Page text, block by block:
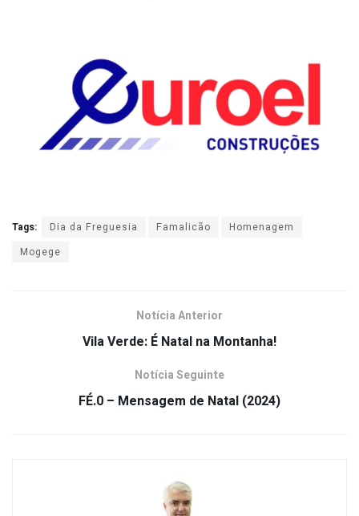
Tags: Dia da Freguesia Famalicão
Homenagem
Mogege
Notícia Anterior
Vila Verde: É Natal na Montanha!
Notícia Seguinte
FÉ.0 – Mensagem de Natal (2024)